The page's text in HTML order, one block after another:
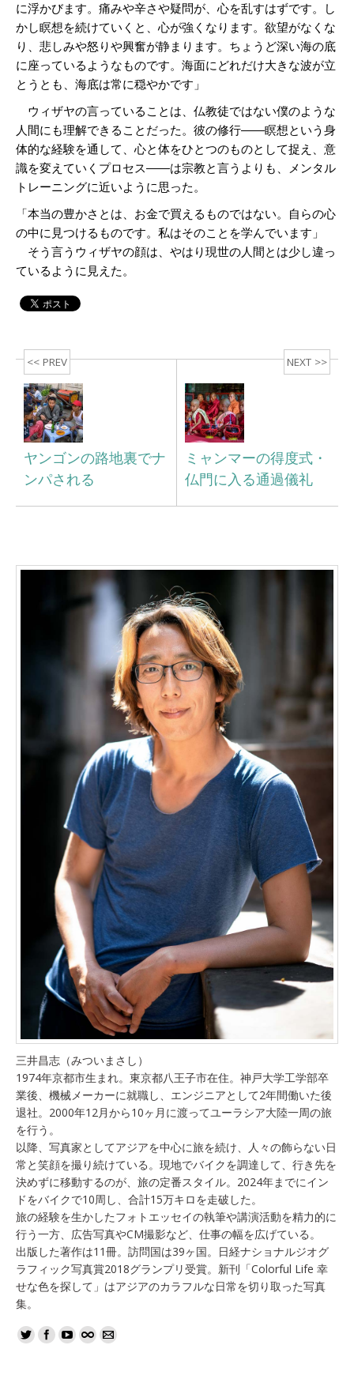
に浮かびます。痛みや辛さや疑問が、心を乱すはずです。し
かし瞑想を続けていくと、心が強くなります。欲望がなくな
り、悲しみや怒りや興奮が静まります。ちょうど深い海の底
に座っているようなものです。海面にどれだけ大きな波が立
とうとも、海底は常に穏やかです」
ウィザヤの言っていることは、仏教徒ではない僕のような
人間にも理解できることだった。彼の修行――瞑想という身
体的な経験を通して、心と体をひとつのものとして捉え、意
識を変えていくプロセス――は宗教と言うよりも、メンタル
トレーニングに近いように思った。
「本当の豊かさとは、お金で買えるものではない。自らの心
の中に見つけるものです。私はそのことを学んでいます」
そう言うウィザヤの顔は、やはり現世の人間とは少し違っ
ているように見えた。
<< PREV
ヤンゴンの路地裏でナ
ンパされる
NEXT >>
ミャンマーの得度式・
仏門に入る通過儀礼
三井昌志（みついまさし）
1974年京都市生まれ。東京都八王子市在住。神戸大学工学部卒
業後、機械メーカーに就職し、エンジニアとして2年間働いた後
退社。2000年12月から10ヶ月に渡ってユーラシア大陸一周の旅
を行う。
以降、写真家としてアジアを中心に旅を続け、人々の飾らない日
常と笑顔を撮り続けている。現地でバイクを調達して、行き先を
決めずに移動するのが、旅の定番スタイル。2024年までにイン
ドをバイクで10周し、合計15万キロを走破した。
旅の経験を生かしたフォトエッセイの執筆や講演活動を精力的に
行う一方、広告写真やCM撮影など、仕事の幅を広げている。
出版した著作は11冊。訪問国は39ヶ国。日経ナショナルジオグ
ラフィック写真賞2018グランプリ受賞。新刊「Colorful Life 幸
せな色を探して」はアジアのカラフルな日常を切り取った写真
集。